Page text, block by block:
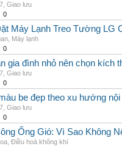
Giao lưu
0
Máy Lạnh Treo Tường LG
Máy lạnh
0
gia đình nhỏ nên chọn kích
Giao lưu
0
be đẹp theo xu hướng
Giao lưu
0
Ống Gió: Vì Sao Không
Điều hoà không khí